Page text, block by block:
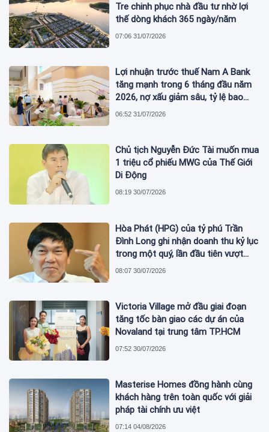
Tre chinh phục nhà đầu tư nhờ lợi
thế dòng khách 365 ngày/năm
07:06 31/07/2026
Lợi nhuận trước thuế Nam A Bank
tăng mạnh trong 6 tháng đầu năm
2026, nợ xấu giảm sâu, tỷ lệ bao
phủ nợ xấu tăng vượt trội
06:52 31/07/2026
Chủ tịch Nguyễn Đức Tài muốn mua
1 triệu cổ phiếu MWG của Thế Giới
Di Động
08:19 30/07/2026
Hòa Phát (HPG) của tỷ phú Trần
Đình Long ghi nhận doanh thu kỷ lục
trong một quý, lần đầu tiên vượt
mức 2 tỷ USD
08:07 30/07/2026
Victoria Village mở đầu giai đoạn
tăng tốc bàn giao các dự án của
Novaland tại trung tâm TP.HCM
07:52 30/07/2026
Masterise Homes đồng hành cùng
khách hàng trên toàn quốc với giải
pháp tài chính ưu việt
07:14 04/08/2026